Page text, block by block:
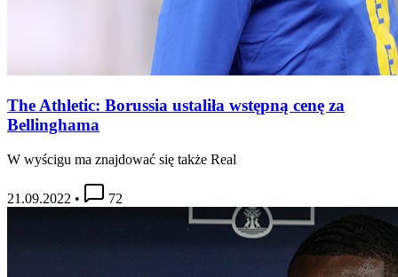
The Athletic: Borussia ustaliła wstępną cenę za
Bellinghama
W wyścigu ma znajdować się także Real
21.09.2022 • 72